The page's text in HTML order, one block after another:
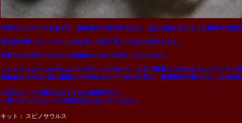
写真のようにA+Bを混ぜて、接着部分に添付するだけ、あとは動かないように瞬着で位置決
硬化後は重いキットのしっぽを持って振り回しても全く取れません。
写真でもお分かりのように真鍮線など全く使用しておりません。
マジックスムースの中にレジンが入っているので、まるで融着したかのようにパーツと一体
真鍮線を入れると逆に衝撃などが加わると中でダボを広げ、接着部分が壊れやすくなる恐れ
大切なキットの製作におすすめの接着剤です。
一度マジックスムースの接着力をためしてください。
キット： スピノサウルス